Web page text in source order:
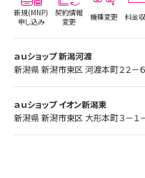
新規(MNP)
申し込み
契約情報
変更
機種変更 料金
ａｕショップ 新潟河渡
新潟県 新潟市東区 河渡本町２２－
ａｕショップ イオン新潟東
新潟県 新潟市東区 大形本町３－